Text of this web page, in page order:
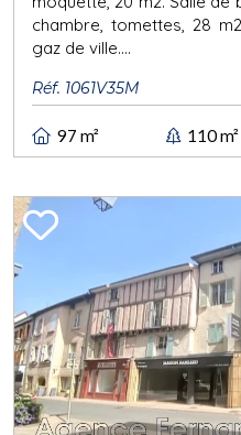
chambre, tomettes, 28
gaz de ville....
Réf. 1061V35M
97 m² 110 m²
Previous